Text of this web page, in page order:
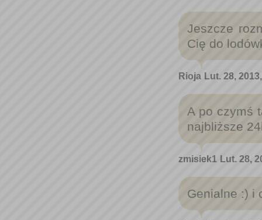
Jeszcze
Cię do
Rioja Lut. 28,
A po czymś
najbliższe
zmisiek1 Lut. 28,
Genialne :) i